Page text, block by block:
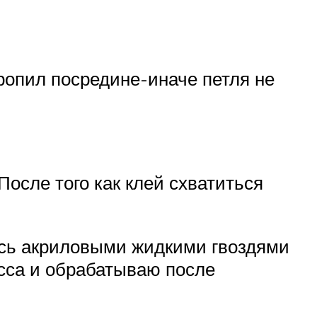
посредине-иначе петля не
того как клей схватиться
акриловыми жидкими гвоздями
и обрабатываю после